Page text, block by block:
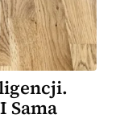
Sama